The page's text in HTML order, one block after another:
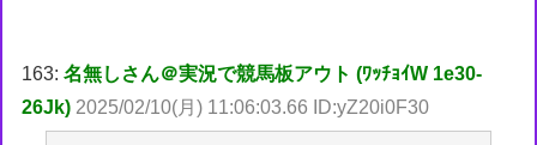
163:名無しさん＠実況で競馬板アウト (ﾜｯﾁｮｲW 1e30-
26Jk) 2025/02/10(月) 11:06:03.66 ID:yZ20i0F30